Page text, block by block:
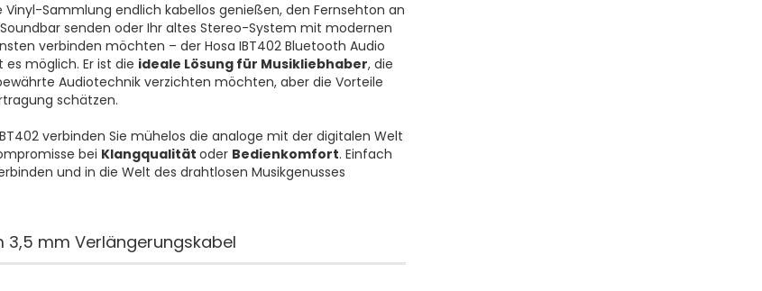
Vinyl-Sammlung endlich kabellos genießen, den Fernsehton an
senden oder Ihr altes Stereo-System mit modernen
verbinden möchten – der Hosa IBT402 Bluetooth Audio
möglich. Er ist die ideale Lösung für Musikliebhaber, die
Audiotechnik verzichten möchten, aber die Vorteile
schätzen.
verbinden Sie mühelos die analoge mit der digitalen Welt
bei Klangqualität oder Bedienkomfort. Einfach
und in die Welt des drahtlosen Musikgenusses
3,5 mm Verlängerungskabel